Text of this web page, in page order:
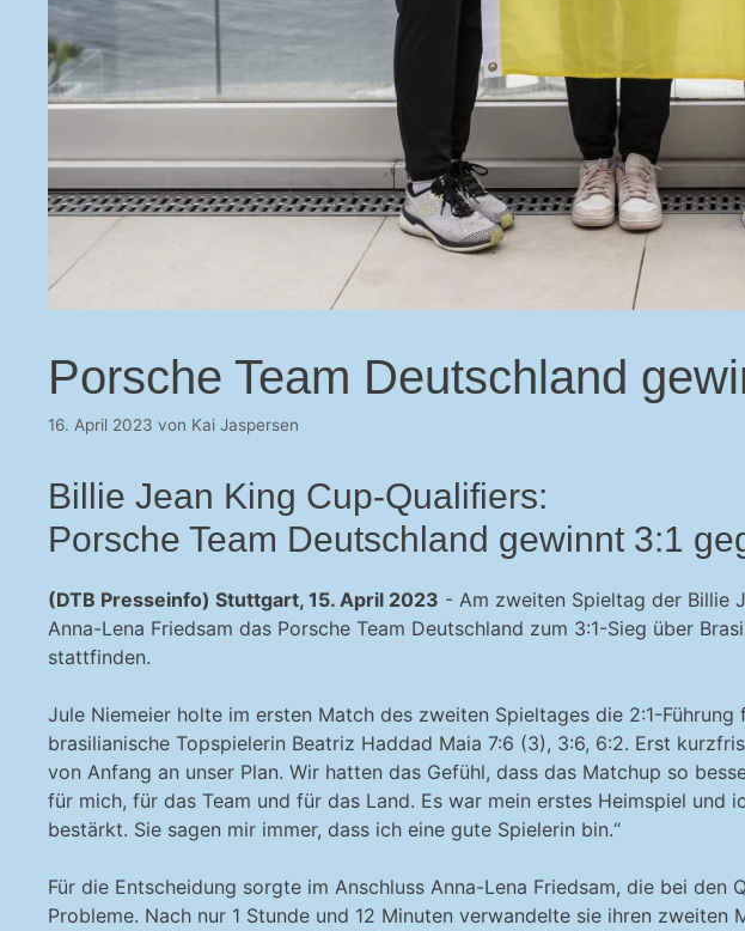
Porsche Team Deutschland
16. April 2023 von Kai Jaspersen
Billie Jean King Cup-Qualifiers:
Porsche Team Deutschland gewinnt 3:1
(DTB Presseinfo) Stuttgart, 15. April 2023 - Am zweiten Spieltag der Billie
Anna-Lena Friedsam das Porsche Team Deutschland zum 3:1-Sieg über
stattfinden.
Jule Niemeier holte im ersten Match des zweiten Spieltages die 2:1-
brasilianische Topspielerin Beatriz Haddad Maia 7:6 (3), 3:6, 6:2. Erst
von Anfang an unser Plan. Wir hatten das Gefühl, dass das Matchup so
für mich, für das Team und für das Land. Es war mein erstes Heimspiel
bestärkt. Sie sagen mir immer, dass ich eine gute Spielerin bin.“
Für die Entscheidung sorgte im Anschluss Anna-Lena Friedsam, die bei
Probleme. Nach nur 1 Stunde und 12 Minuten verwandelte sie ihren